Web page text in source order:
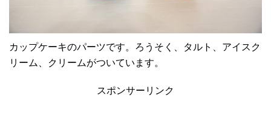
カップケーキのパーツです。ろうそく、タルト、アイスク
リーム、クリームがついています。
スポンサーリンク